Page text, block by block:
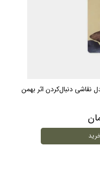
نقاشی دنبال‌کردن اثر بهمن